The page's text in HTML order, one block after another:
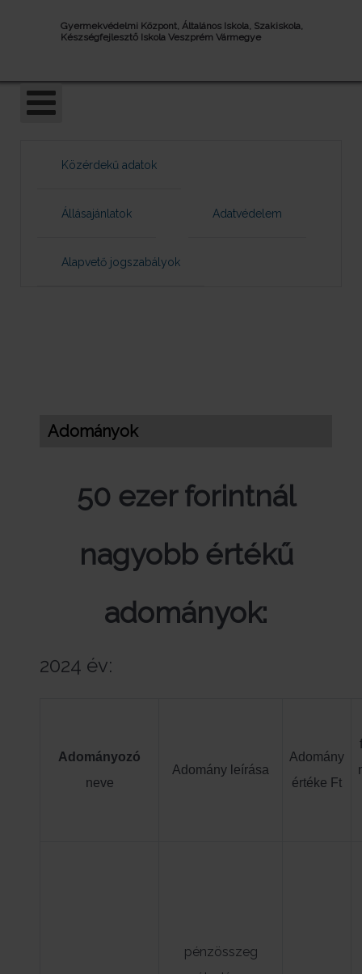
Gyermekvédelmi Központ, Általános Iskola, Szakiskola,
Készségfejlesztő Iskola Veszprém Vármegye
Közérdekű adatok
Állásajánlatok Adatvédelem
Alapvető jogszabályok
Adományok
50 ezer forintnál
nagyobb értékű
adományok:
2024 év:
Adományozó
neve
Adomány leírása
Adomány
értéke Ft
pénzösszeg